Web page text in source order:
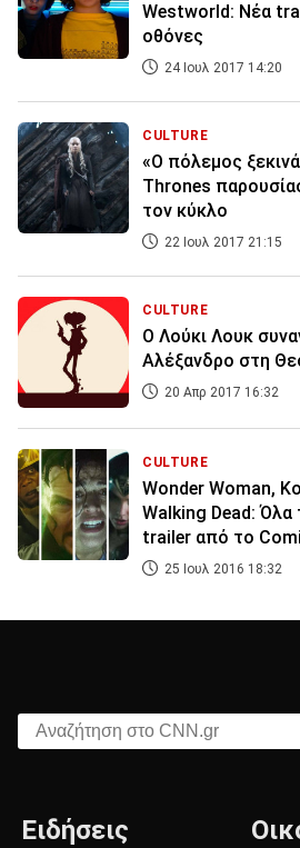
Westworld: Νέα
οθόνες
24 Ιουλ 2017 14:20
CULTURE
«Ο πόλεμος
Thrones
τον κύκλο
22 Ιουλ 2017 21:15
CULTURE
Ο Λούκι Λουκ
Αλέξανδρο στη
20 Απρ 2017 16:32
CULTURE
Wonder Woman,
Walking Dead: Όλα
trailer από το
25 Ιουλ 2016 18:32
Αναζήτηση στο CNN.gr
Ειδήσεις